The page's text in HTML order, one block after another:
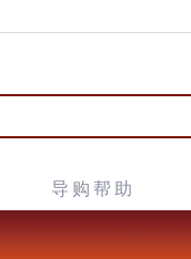
导购帮助